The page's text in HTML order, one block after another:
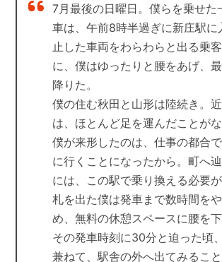
7月最後の日曜日。僕らを乗せた
車は、午前8時半過ぎに新庄駅に
止した車両をわらわらと出る乗
に、僕はゆったりと腰をあげ、
降りた。
僕の住む秋田と山形は陸続き。
は、ほとんど足を運んだことが
僕が来形したのは、仕事の都合で
に行くことになったから。町へ
には、この駅で乗り換える必要
札を出た僕は発車まで数時間を
め、無料の休憩スペースに腰を下
その発車時刻に30分と迫った頃
兼ねて、駅舎の外へ出てみるこ